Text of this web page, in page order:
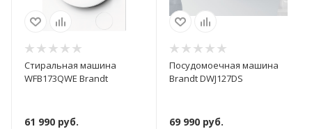
Стиральная машина
WFB173QWE Brandt
61 990 руб.
Посудомоечная машина
Brandt DWJ127DS
69 990руб.